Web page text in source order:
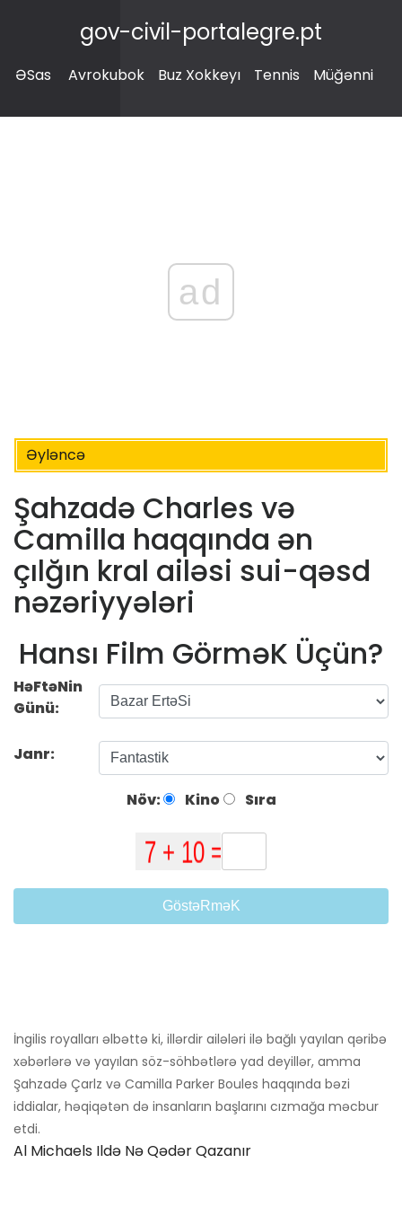
gov-civil-portalegre.pt
ƏSas Avrokubok Buz Xokkeyı Tennis Müğənni
ad
Əyləncə
Şahzadə Charles və
Camilla haqqında ən
çılğın kral ailəsi sui-qəsd
nəzəriyyələri
Hansı Film GörməK Üçün?
HəFtəNin
Günü:
Janr:
Növ: Kino Sıra
GöstəRməK
İngilis royalları əlbəttə ki, illərdir ailələri ilə bağlı yayılan qəribə
xəbərlərə və yayılan söz-söhbətlərə yad deyillər, amma
Şahzadə Çarlz və Camilla Parker Boules haqqında bəzi
iddialar, həqiqətən də insanların başlarını cızmağa məcbur
etdi.
Al Michaels Ildə Nə Qədər Qazanır